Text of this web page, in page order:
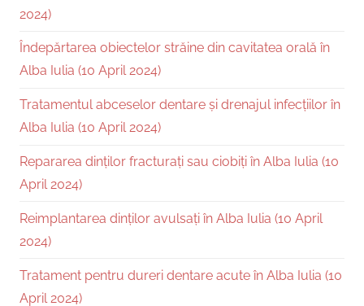
2024)
Îndepărtarea obiectelor străine din cavitatea orală în
Alba Iulia (10 April 2024)
Tratamentul abceselor dentare și drenajul infecțiilor în
Alba Iulia (10 April 2024)
Repararea dinților fracturați sau ciobiți în Alba Iulia (10
April 2024)
Reimplantarea dinților avulsați în Alba Iulia (10 April
2024)
Tratament pentru dureri dentare acute în Alba Iulia (10
April 2024)